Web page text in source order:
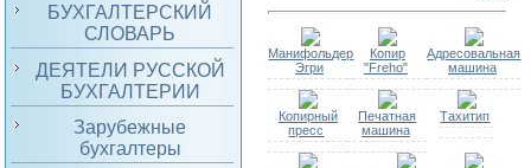
БУХГАЛТЕРСКИЙ
СЛОВАРЬ
ДЕЯТЕЛИ РУССКОЙ
БУХГАЛТЕРИИ
Зарубежные
бухгалтеры
Манифольдер
Эгри
Копир
"Freho"
Адресовальная
машина
Копирный
пресс
Печатная
машина
Тахитип